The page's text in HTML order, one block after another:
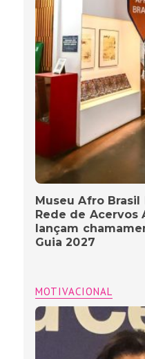
Museu Afro Brasil
Rede de Acervos
lançam
Guia 2027
MOTIVACIONAL